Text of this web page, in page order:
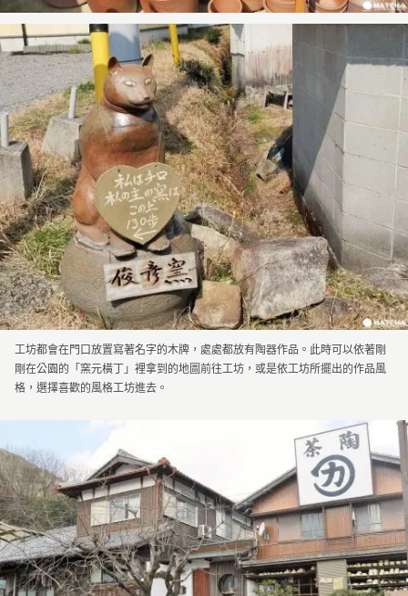
工坊都會在門口放置寫著名字的木牌，處處都放有陶器作品。此時可以依著剛
剛在公園的「窯元橫丁」裡拿到的地圖前往工坊，或是依工坊所擺出的作品風
格，選擇喜歡的風格工坊進去。